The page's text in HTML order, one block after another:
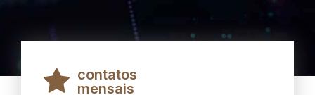
contatos
mensais